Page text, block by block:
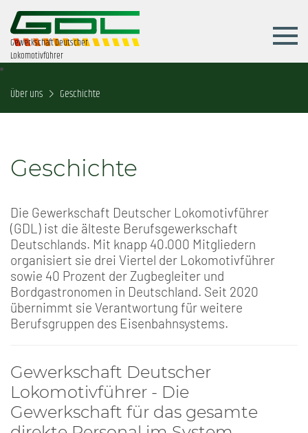
Gewerkschaft Deutscher
Lokomotivführer
Über uns Geschichte
Geschichte
Die Gewerkschaft Deutscher Lokomotivführer
(GDL) ist die älteste Berufsgewerkschaft
Deutschlands. Mit knapp 40.000 Mitgliedern
organisiert sie drei Viertel der Lokomotivführer
sowie 40 Prozent der Zugbegleiter und
Bordgastronomen in Deutschland. Seit 2020
übernimmt sie Verantwortung für weitere
Berufsgruppen des Eisenbahnsystems.
Gewerkschaft Deutscher
Lokomotivführer - Die
Gewerkschaft für das gesamte